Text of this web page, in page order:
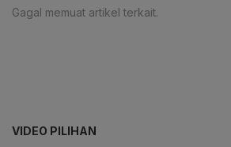
Gagal memuat artikel terkait.
VIDEO PILIHAN